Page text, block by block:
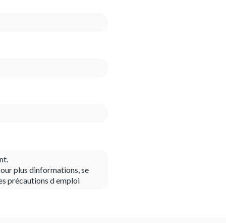
plus dinformations, se
précautions d emploi